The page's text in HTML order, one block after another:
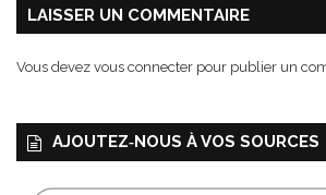
o
u
a
LAISSER UN COMMENTAIRE
Vous devez vous connecter pour publier un
AJOUTEZ‑NOUS À VOS SOURCES